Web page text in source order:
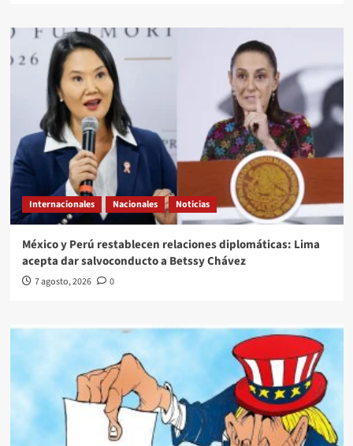
Internacionales Nacionales Noticias
México y Perú restablecen relaciones diplomáticas: Lima
acepta dar salvoconducto a Betssy Chávez
7 agosto, 2026 0